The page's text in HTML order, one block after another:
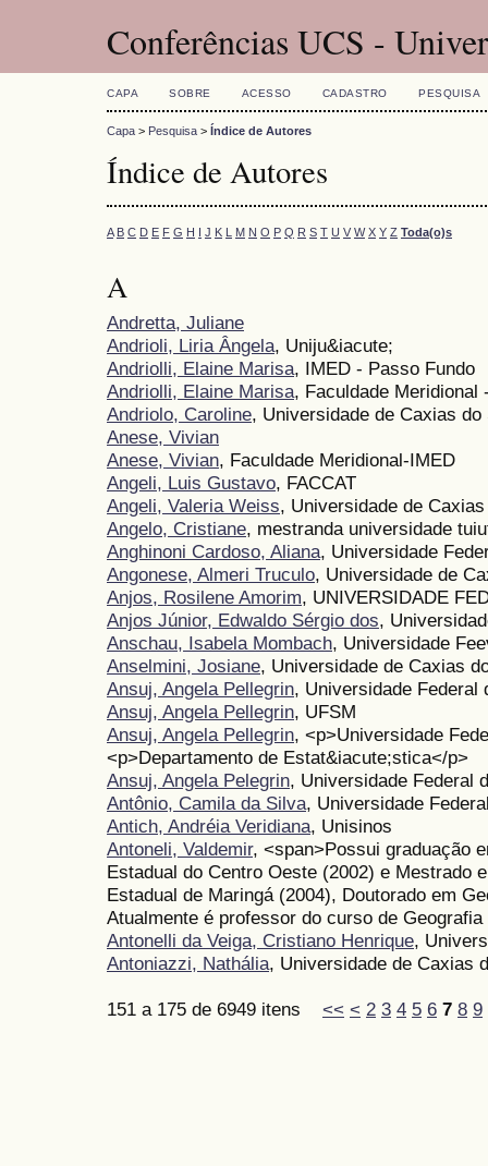
Conferências UCS -
CAPA SOBRE ACESSO CADASTRO PESQUISA
Capa > Pesquisa > Índice de Autores
Índice de Autores
A B C D E F G H I J K L M N O P Q R S T U V W X Y Z Toda(o)s
A
Andretta, Juliane
Andrioli, Liria Ângela, Uniju&iacute;
Andriolli, Elaine Marisa, IMED - Passo Fundo
Andriolli, Elaine Marisa, Faculdade Meridional
Andriolo, Caroline, Universidade de Caxias do
Anese, Vivian
Anese, Vivian, Faculdade Meridional-IMED
Angeli, Luis Gustavo, FACCAT
Angeli, Valeria Weiss, Universidade de
Angelo, Cristiane, mestranda universidade
Anghinoni Cardoso, Aliana, Universidade
Angonese, Almeri Truculo, Universidade de
Anjos, Rosilene Amorim, UNIVERSIDADE
Anjos Júnior, Edwaldo Sérgio dos,
Anschau, Isabela Mombach, Universidade
Anselmini, Josiane, Universidade de Caxias
Ansuj, Angela Pellegrin, Universidade Federal
Ansuj, Angela Pellegrin, UFSM
Ansuj, Angela Pellegrin, <p>Universidade
<p>Departamento de Estat&iacute;stica</p>
Ansuj, Angela Pelegrin, Universidade Federal
Antônio, Camila da Silva, Universidade
Antich, Andréia Veridiana, Unisinos
Antoneli, Valdemir, <span>Possui graduação
Estadual do Centro Oeste (2002) e Mestrado
Estadual de Maringá (2004), Doutorado em
Atualmente é professor do curso de
Antonelli da Veiga, Cristiano Henrique,
Antoniazzi, Nathália, Universidade de Caxias
151 a 175 de 6949 itens << < 2 3 4 5 6 7 8 9